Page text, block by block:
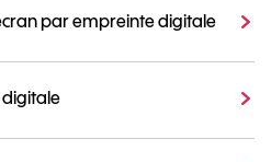
par empreinte digitale